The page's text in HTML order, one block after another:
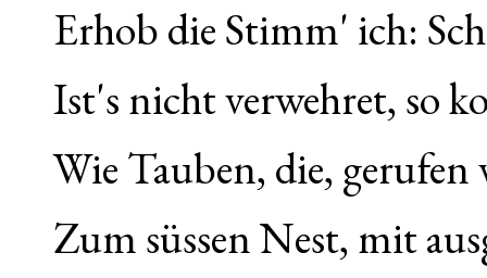
Erhob die Stimm' ich:
Ist's nicht verwehret, so
Wie Tauben, die, gerufen
Zum süssen Nest, mit